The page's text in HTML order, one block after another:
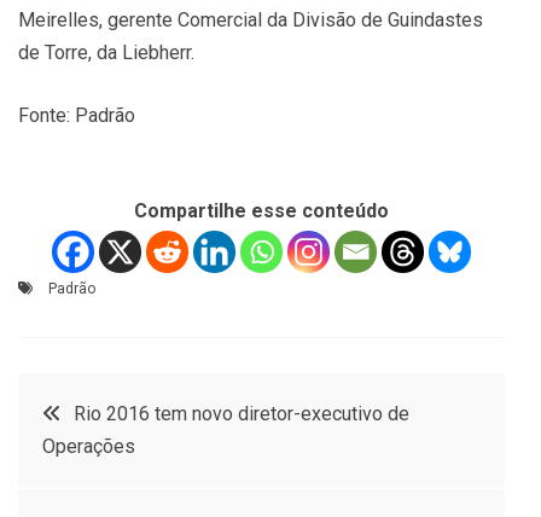
Meirelles, gerente Comercial da Divisão de Guindastes
de Torre, da Liebherr.
Fonte: Padrão
Compartilhe esse conteúdo
Padrão
Navegação
de
Rio 2016 tem novo diretor-executivo de
Operações